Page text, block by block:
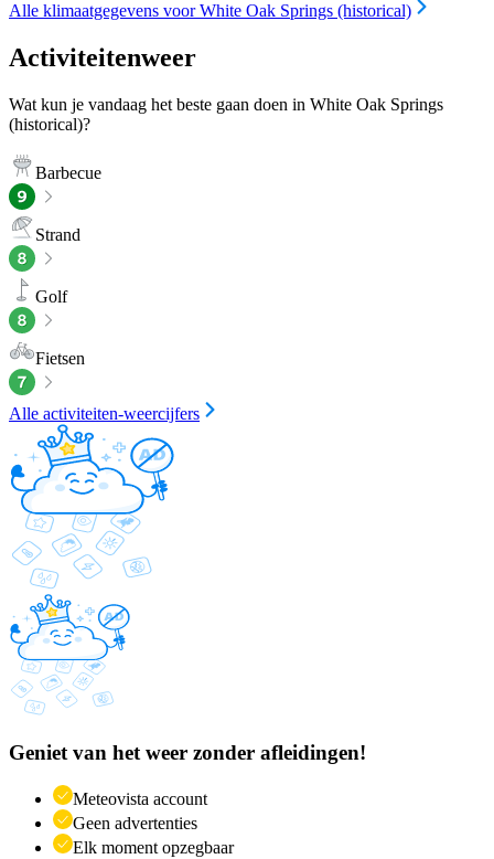
Alle klimaatgegevens voor White Oak Springs (historical)
Activiteitenweer
Wat kun je vandaag het beste gaan doen in White Oak Springs
(historical)?
Barbecue
Strand
Golf
Fietsen
Alle activiteiten-weercijfers
Geniet van het weer zonder afleidingen!
Meteovista account
Geen advertenties
Elk moment opzegbaar